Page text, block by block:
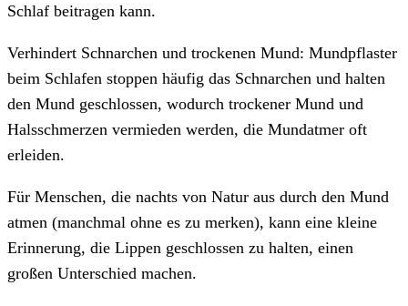
Schlaf beitragen kann.
Verhindert Schnarchen und trockenen Mund: Mundpflaster
beim Schlafen stoppen häufig das Schnarchen und halten
den Mund geschlossen, wodurch trockener Mund und
Halsschmerzen vermieden werden, die Mundatmer oft
erleiden.
Für Menschen, die nachts von Natur aus durch den Mund
atmen (manchmal ohne es zu merken), kann eine kleine
Erinnerung, die Lippen geschlossen zu halten, einen
großen Unterschied machen.